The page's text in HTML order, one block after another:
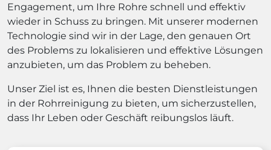
Engagement, um Ihre Rohre schnell und effektiv
wieder in Schuss zu bringen. Mit unserer modernen
Technologie sind wir in der Lage, den genauen Ort
des Problems zu lokalisieren und effektive Lösungen
anzubieten, um das Problem zu beheben.
Unser Ziel ist es, Ihnen die besten Dienstleistungen
in der Rohrreinigung zu bieten, um sicherzustellen,
dass Ihr Leben oder Geschäft reibungslos läuft.